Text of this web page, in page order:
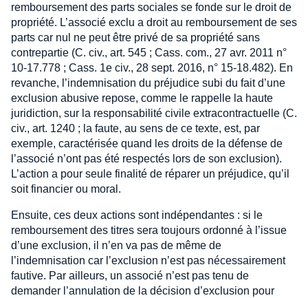
remboursement des parts sociales se fonde sur le droit de
propriété. L’associé exclu a droit au remboursement de ses
parts car nul ne peut être privé de sa propriété sans
contrepartie (C. civ., art. 545 ; Cass. com., 27 avr. 2011 n°
10-17.778 ; Cass. 1e civ., 28 sept. 2016, n° 15-18.482). En
revanche, l’indemnisation du préjudice subi du fait d’une
exclusion abusive repose, comme le rappelle la haute
juridiction, sur la responsabilité civile extracontractuelle (C.
civ., art. 1240 ; la faute, au sens de ce texte, est, par
exemple, caractérisée quand les droits de la défense de
l’associé n’ont pas été respectés lors de son exclusion).
L’action a pour seule finalité de réparer un préjudice, qu’il
soit financier ou moral.
Ensuite, ces deux actions sont indépendantes : si le
remboursement des titres sera toujours ordonné à l’issue
d’une exclusion, il n’en va pas de même de
l’indemnisation car l’exclusion n’est pas nécessairement
fautive. Par ailleurs, un associé n’est pas tenu de
demander l’annulation de la décision d’exclusion pour